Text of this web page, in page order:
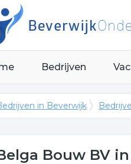
Bedrijven
in Beverwijk
Bouw BV